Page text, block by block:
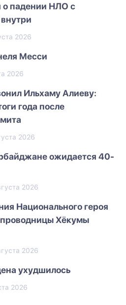
о падении НЛО с
2026
Месси
2026
Ильхаму Алиеву:
года после
2026
ожидается 40-
2026
Национального героя
Хёкумы
2026
ухудшилось
2026